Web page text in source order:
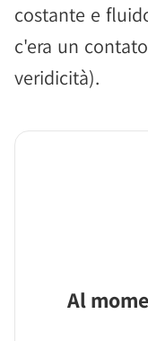
costante e
c'era un
veridicità).
Al